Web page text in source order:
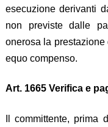
esecuzione derivanti
non previste dalle
onerosa la prestazione
equo compenso.
Art. 1665 Verifica e
Il committente,